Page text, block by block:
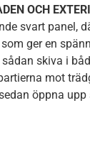
OCH
svart panel,
ger en
skiva i
mot
öppna